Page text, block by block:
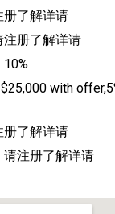
了解详请
注册了解详请
with
了解详请
注册了解详请